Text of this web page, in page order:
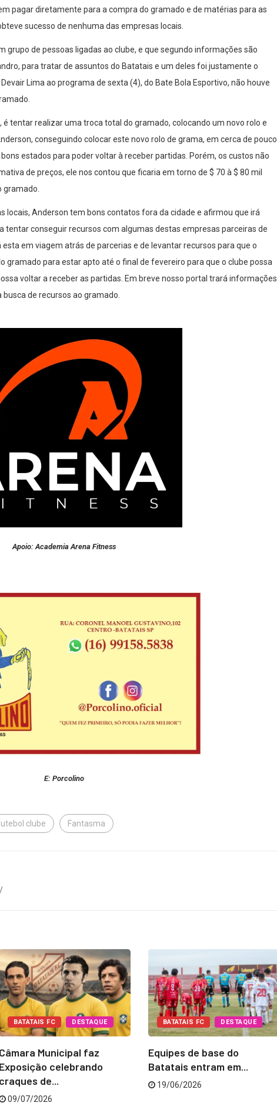
pagar diretamente para a compra do gramado e de matérias para as
sucesso de nenhuma das empresas locais.
grupo de pessoas ligadas ao clube, e que segundo informações são
para tratar de assuntos do Batatais e um deles foi justamente o
Lima ao programa de sexta (4), do Bate Bola Esportivo, não houve
é tentar realizar uma troca total do gramado, colocando um novo rolo e
conseguindo colocar este novo rolo de grama, em cerca de pouco
estados para poder voltar à receber partidas. Porém, os custos não
de preços, ele nos contou que ficaria em torno de $ 70 à $ 80 mil
gramado.
locais, Anderson tem bons contatos fora da cidade e afirmou que irá
tentar conseguir recursos com algumas destas empresas parceiras de
em viagem atrás de parcerias e de levantar recursos para que o
gramado para estar apto até o final de fevereiro para que o clube possa
voltar a receber as partidas. Em breve nosso portal trará informações
de recursos ao gramado.
Apoio: Academia Arena Fitness
E: Porcolino
clube Fantasma
BATATAIS FC DESTAQUE
Câmara Municipal faz
Exposição celebrando
craques de...
09/07/2026
BATATAIS FC DESTAQUE
Equipes de base do
Batatais entram em...
19/06/2026